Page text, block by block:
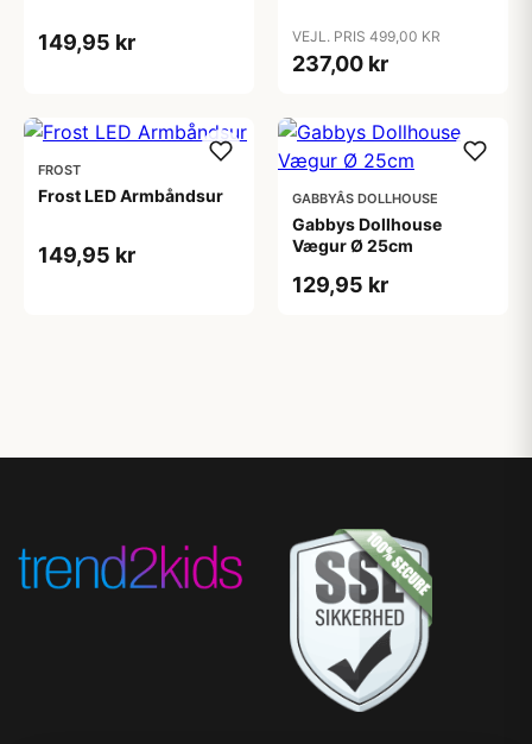
149,95 kr VEJL. PRIS 499,00 KR
237,00 kr
FROST
Frost LED Armbåndsur
149,95 kr
GABBYÂS DOLLHOUSE
Gabbys Dollhouse
Vægur Ø 25cm
129,95 kr